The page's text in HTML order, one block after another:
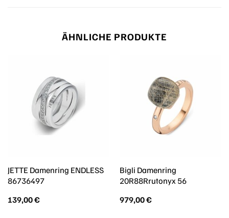
ÄHNLICHE PRODUKTE
JETTE Damenring ENDLESS
86736497
139,00€
Bigli Damenring
20R88Rrutonyx 56
979,00€